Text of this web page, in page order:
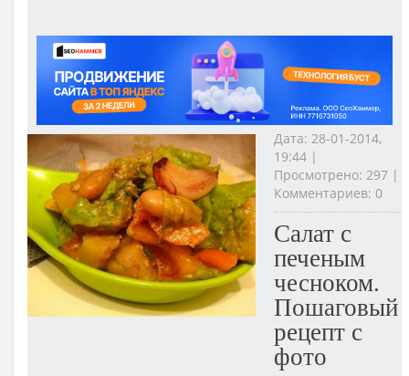
Дата: 28-01-2014,
19:44 |
Просмотрено: 297 |
Комментариев: 0
Салат с
печеным
чесноком.
Пошаговый
рецепт с
фото